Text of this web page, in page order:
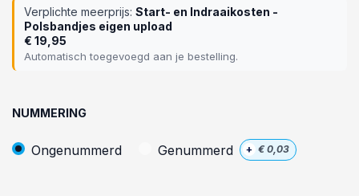
Verplichte meerprijs: Start- en Indraaikosten -
Polsbandjes eigen upload
€ 19,95
Automatisch toegevoegd aan je bestelling.
NUMMERING
Ongenummerd Genummerd + € 0,03